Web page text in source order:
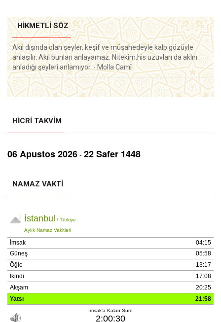
HIKMETLI SÖZ
Akıl dışında olan şeyler, keşif ve müşahedeyle kalp gözüyle
anlaşılır. Akıl bunları anlayamaz. Nitekim,his uzuvları da aklın
anladığı şeyleri anlamıyor. - Molla Camî
HICRI TAKVIM
06 Aрustos 2026 - 22 Safer 1448
NAMAZ VAKTI